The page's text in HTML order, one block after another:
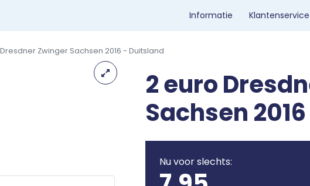
Informatie Klantenservice
Zwinger Sachsen 2016 - Duitsland
2 euro
Sachsen
Nu voor slechts: